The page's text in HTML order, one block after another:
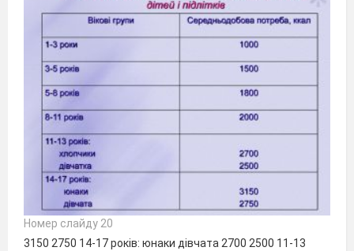
Номер слайду 20
3150 2750 14-17 років: юнаки дівчата 2700 2500 11-13